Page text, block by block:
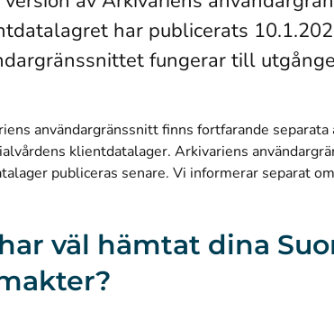
har publicerats
fungerar till
användargränssnitt finns fortfarande
klientdatalager. Arkivariens
publiceras senare. Vi informerar separat
väl hämtat dina